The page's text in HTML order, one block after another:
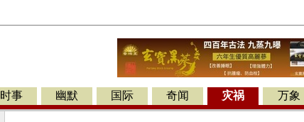
时事 幽默 国际 奇闻 灾祸 万象